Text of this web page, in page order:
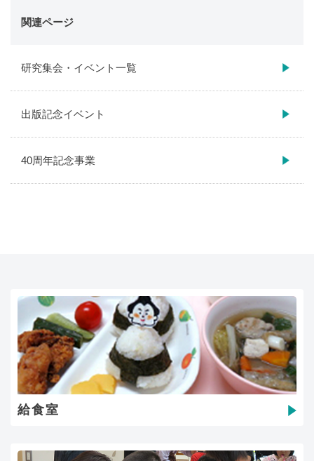
関連ページ
研究集会・イベント一覧
出版記念イベント
40周年記念事業
給食室